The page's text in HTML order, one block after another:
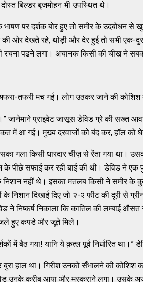
बिल्डर बृजमोहन भी उपस्थित थे।
भाषण पर दर्शक बोर हुए तो समीर के उदबोधन
ओर देखते रहे, थोड़ी और देर हुई तो सभी एक-
रचना पढने लगा। अचानक किसी की चीख ने
तफरी मच गई। लोग उठकर जाने की
जानेमाने प्राइवेट जासूस डेविड ग्रे की सख्त
में आ गई। मुख्य दरवाजों को बंद कर, हॉल को
गला किसी धारदार चीज़ से रेंता गया था।
पीछे सफाई कर रही बाई की थी। डेविड ने एक
निशान नहीं थे। इसका मतलब किसी ने समीर के
के निशान दिखाई दिए जो २-२ फीट की दूरी से
ने निष्कर्ष निकाला कि कातिल की लम्बाई
जले हुए कपडे और जूते मिले।
में बैठ गया! यानि ये क़त्ल पूर्व निर्धारित था।”
हाल था। गिरीश उनको सँभालने की कोशिश
करीब आया और मुस्कुराने लगा। उसके अजीब